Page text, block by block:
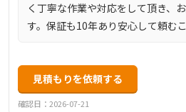
く丁寧な作業や対応をして頂き、
す。保証も10年あり安心して頼む
見積もりを依頼する
確認日：2026-07-21